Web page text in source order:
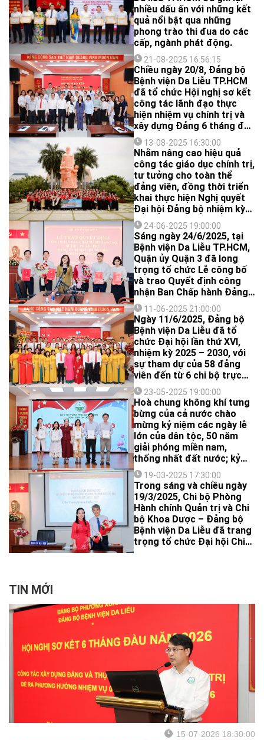
nhiều dấu ấn với những kết
quả nổi bật qua những
phong trào thi đua do các
cấp, ngành phát động.
21-08-2025 16:56:15
Chiều ngày 20/8, Đảng bộ
Bệnh viện Da Liễu TP.HCM
đã tổ chức Hội nghị sơ kết
công tác lãnh đạo thực
hiện nhiệm vụ chính trị và
xây dựng Đảng 6 tháng đầu
năm 2025- triển khai nhiệm
vụ trọng tâm 6 tháng cuối
năm 2025.
13-08-2025 16:30:00
Nhằm nâng cao hiệu quả
công tác giáo dục chính trị,
tư tưởng cho toàn thể
đảng viên, đồng thời triển
khai thực hiện Nghị quyết
Đại hội Đảng bộ nhiệm kỳ
2025 – 2030, Đảng ủy và
Ban Giám đốc Bệnh viện Da
liễu TP.HCM đã tổ chức
Hành trình về nguồn với
chủ đề “Tự hào truyền
thống – Vững bước tương
lai” từ ngày 09 – 10/8/2025.
24-06-2025 19:00:00
Sáng ngày 24/6/2025, tại
Bệnh viện Da Liễu TP.HCM,
Quận ủy Quận 3 đã long
trọng tổ chức Lễ công bố
và trao Quyết định công
nhận Ban Chấp hành Đảng
bộ, Bí thư và Phó Bí thư
Đảng ủy Bệnh viện Da Liễu
TP.HCM nhiệm kỳ 2025 –
2030.
11-06-2025 21:00:00
Ngày 11/6/2025, Đảng bộ
Bệnh viện Da Liễu đã tổ
chức Đại hội lần thứ XVI,
nhiệm kỳ 2025 – 2030, với
sự tham dự của 58 đảng
viên đến từ 6 chi bộ trực
thuộc.
23-05-2025 19:00:00
Hoà chung không khí tưng
bừng của cả nước chào
mừng kỷ niệm các ngày lễ
lớn của dân tộc, 50 năm
giải phóng miền nam,
thống nhất đất nước; kỷ
niệm lần thứ 135 ngày sinh
của Chủ tịch Hồ Chí Minh
(19/5/1890 – 19/5/2025),
hướng tới Đại hội Đảng các
cấp, tiến tới Đại hội Đảng
toàn quốc lần thứ XIV, Đại
hội Thi đua yêu nước toàn
quốc lần thứ XI, vừa qua,
Liễu giai đoạn 2020-2025.
19-03-2025 17:30:00
Trong sáng và chiều ngày
19/3/2025, Chi bộ Phòng
Hành chính Quản trị và Chi
bộ Khoa Dược – Đảng bộ
Bệnh viện Da Liễu đã trang
trọng tổ chức Đại hội Chi
TIN MỚI
15-07-2026 18:30:00